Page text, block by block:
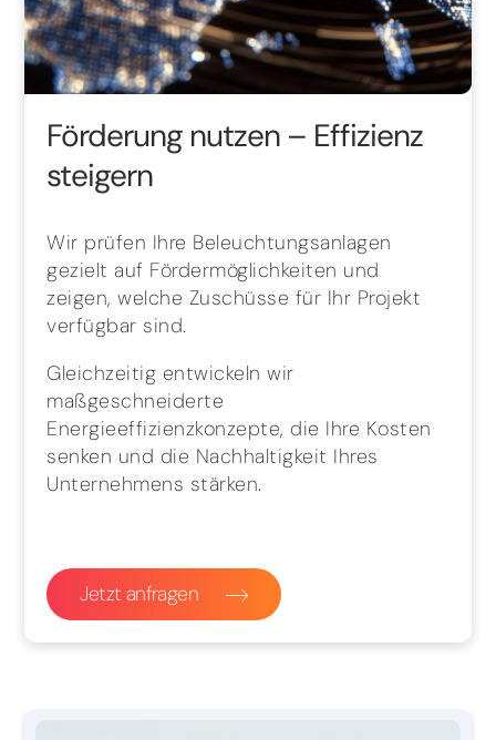
Förderung nutzen – Effizienz
steigern
Wir prüfen Ihre Beleuchtungsanlagen
gezielt auf Fördermöglichkeiten und
zeigen, welche Zuschüsse für Ihr Projekt
verfügbar sind.
Gleichzeitig entwickeln wir
maßgeschneiderte
Energieeffizienzkonzepte, die Ihre Kosten
senken und die Nachhaltigkeit Ihres
Unternehmens stärken.
Jetzt anfragen